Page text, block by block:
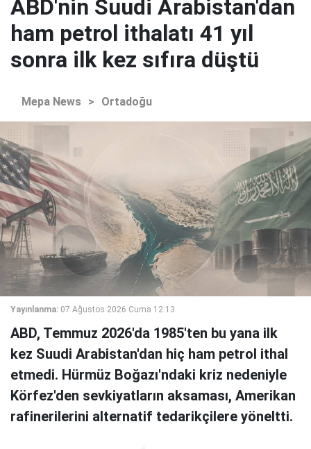
ABD'nin Suudi Arabistan'dan
ham petrol ithalatı 41 yıl
sonra ilk kez sıfıra düştü
Mepa News > Ortadoğu
Yayınlanma: 07 Ağustos 2026 Cuma 12:13
ABD, Temmuz 2026'da 1985'ten bu yana ilk
kez Suudi Arabistan'dan hiç ham petrol ithal
etmedi. Hürmüz Boğazı'ndaki kriz nedeniyle
Körfez'den sevkiyatların aksaması, Amerikan
rafinerilerini alternatif tedarikçilere yöneltti.